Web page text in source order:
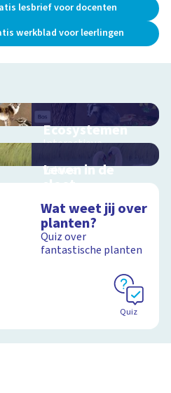
lesbrief voor docenten
werkblad voor leerlingen
Ecosystemen
Interactieve
schoolplaat over de
Veluwe
Leven in de
sloot
schoolplaat over het
slootleven
Schoolplaat
Wat weet jij over
planten?
Quiz over
fantastische planten
Quiz